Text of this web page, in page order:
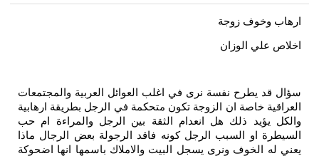
وخوف زوجة
علي الوزان
قد يطرح نفسة نرى في اغلب العوائل العربية والمجتمعات
خاصة ان الزوجة تكون متحكمة في الرجل بطريقة ارهابية
يؤيد ذلك هل انعدام الثقة بين الرجل والمراءة ام حب
او السبب الرجل كونه فاقد الرجولة بعض الرجال ماذا
له الخوف ونرى يسجل البيت والاملاك باسمها انها اضحوكة